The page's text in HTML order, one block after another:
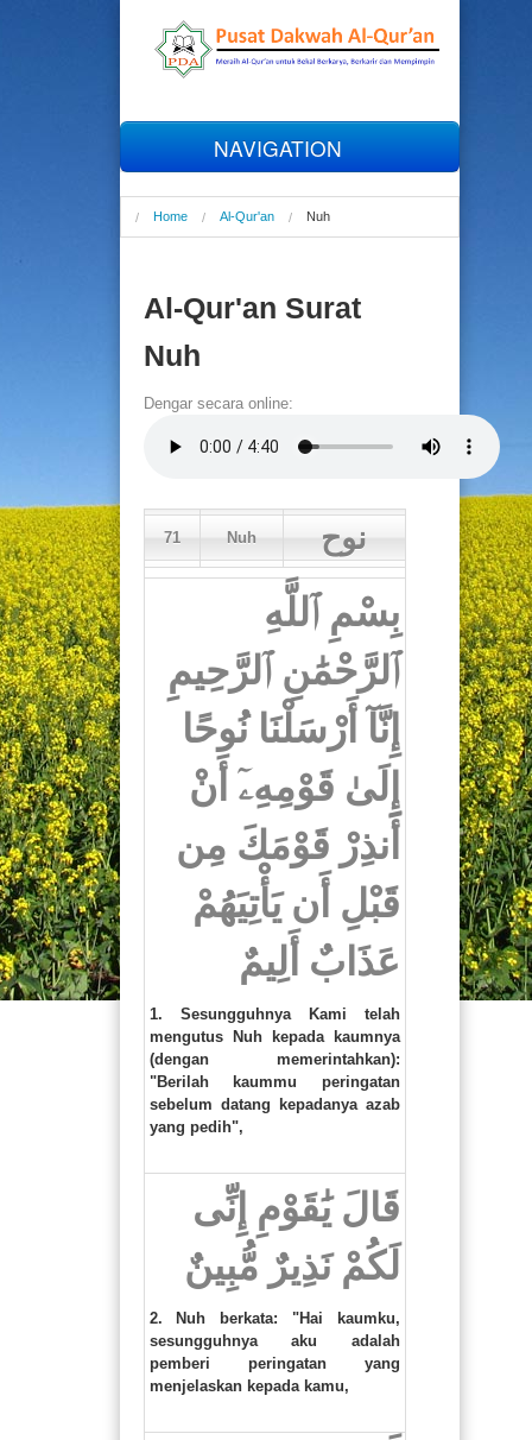
NAVIGATION
Al-Qur'an
Talaqqi
Online
Artikel
Newsletter
Home Al-Qur'an Nuh
Al-Qur'an Surat
Nuh
Dengar secara online:
71 Nuh نوح
بِسْمِ ٱللَّهِ
ٱلرَّحْمَٰنِ ٱلرَّحِيمِ
إِنَّآ أَرْسَلْنَا نُوحًا
إِلَىٰ قَوْمِهِۦٓ أَنْ
أَنذِرْ قَوْمَكَ مِن
قَبْلِ أَن يَأْتِيَهُمْ
عَذَابٌ أَلِيمٌ
1. Sesungguhnya Kami telah
mengutus Nuh kepada kaumnya
(dengan memerintahkan):
"Berilah kaummu peringatan
sebelum datang kepadanya azab
yang pedih",
قَالَ يَٰقَوْمِ إِنِّى
لَكُمْ نَذِيرٌ مُّبِينٌ
2. Nuh berkata: "Hai kaumku,
sesungguhnya aku adalah
pemberi peringatan yang
menjelaskan kepada kamu,